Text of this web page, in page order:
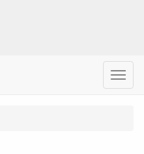
Menu